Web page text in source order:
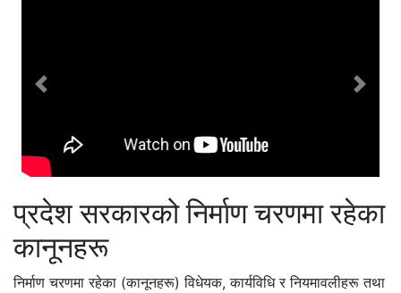
Previous Next
प्रदेश सरकारको निर्माण चरणमा रहेका
कानूनहरू
निर्माण चरणमा रहेका (कानूनहरू) विधेयक, कार्यविधि र नियमावलीहरू तथा